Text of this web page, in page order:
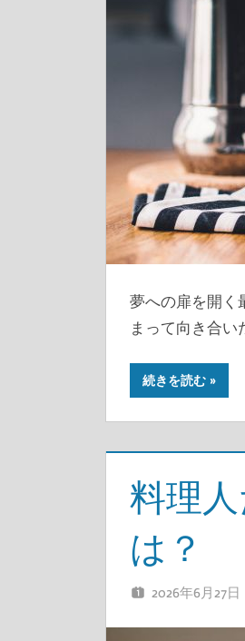
夢への扉を開く
まって向き合い
続きを読む
料理
は？
2026年6月27日